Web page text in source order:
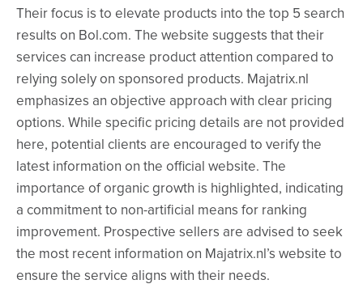
Their focus is to elevate products into the top 5 search
results on Bol.com. The website suggests that their
services can increase product attention compared to
relying solely on sponsored products. Majatrix.nl
emphasizes an objective approach with clear pricing
options. While specific pricing details are not provided
here, potential clients are encouraged to verify the
latest information on the official website. The
importance of organic growth is highlighted, indicating
a commitment to non-artificial means for ranking
improvement. Prospective sellers are advised to seek
the most recent information on Majatrix.nl’s website to
ensure the service aligns with their needs.